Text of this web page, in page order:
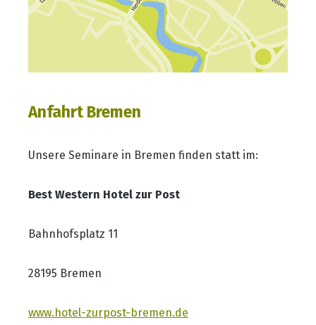
Anfahrt Bremen
Unsere Seminare in Bremen finden statt im:
Best Western Hotel zur Post
Bahnhofsplatz 11
28195 Bremen
www.hotel-zurpost-bremen.de